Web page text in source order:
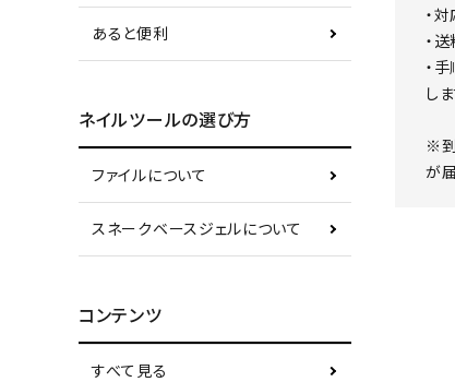
あると便利
ネイルツールの選び方
ファイルについて
スネークベースジェルについて
コンテンツ
すべて見る
・
・
・
しま
※到
が